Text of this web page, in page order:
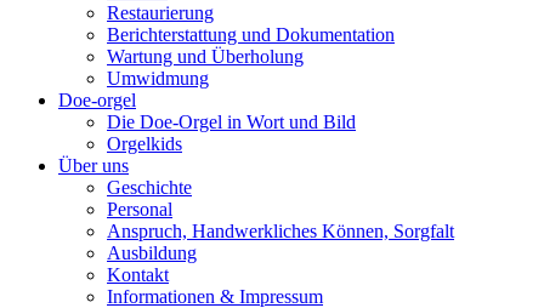
Restaurierung
Berichterstattung und Dokumentation
Wartung und Überholung
Umwidmung
Doe-orgel
Die Doe-Orgel in Wort und Bild
Orgelkids
Über uns
Geschichte
Personal
Anspruch, Handwerkliches Können, Sorgfalt
Ausbildung
Kontakt
Informationen & Impressum